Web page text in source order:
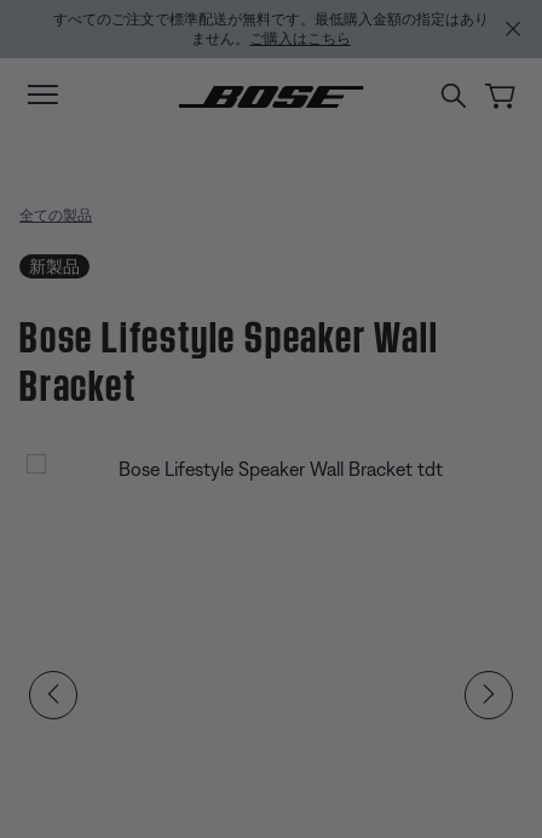
メインコンテンツに移動
サポートチャットに移動する
フッターコンテンツに移動
アクセシビリティ声明に移動する
すべてのご注文で標準配送が無料です。最低購入金額の指定はあり
ません。 ご購入はこちら
全ての製品
新製品
Bose Lifestyle Speaker Wall
Bracket
Bose Lifestyle Speaker Wall